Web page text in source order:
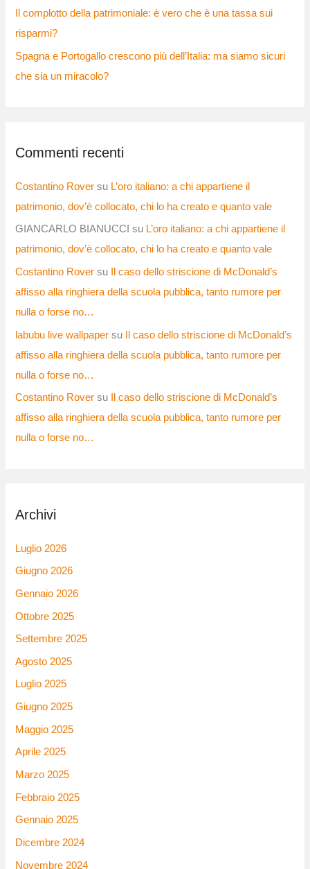
Il complotto della patrimoniale: è vero che è una tassa sui
risparmi?
Spagna e Portogallo crescono più dell’Italia: ma siamo sicuri
che sia un miracolo?
Commenti recenti
Costantino Rover su L’oro italiano: a chi appartiene il
patrimonio, dov’è collocato, chi lo ha creato e quanto vale
GIANCARLO BIANUCCI su L’oro italiano: a chi appartiene il
patrimonio, dov’è collocato, chi lo ha creato e quanto vale
Costantino Rover su
Il caso dello striscione di McDonald’s
affisso alla ringhiera della scuola pubblica, tanto rumore per
nulla o forse no…
labubu live wallpaper su
Il caso dello striscione di McDonald’s
affisso alla ringhiera della scuola pubblica, tanto rumore per
nulla o forse no…
Costantino Rover su
Il caso dello striscione di McDonald’s
affisso alla ringhiera della scuola pubblica, tanto rumore per
nulla o forse no…
Archivi
Luglio 2026
Giugno 2026
Gennaio 2026
Ottobre 2025
Settembre 2025
Agosto 2025
Luglio 2025
Giugno 2025
Maggio 2025
Aprile 2025
Marzo 2025
Febbraio 2025
Gennaio 2025
Dicembre 2024
Novembre 2024